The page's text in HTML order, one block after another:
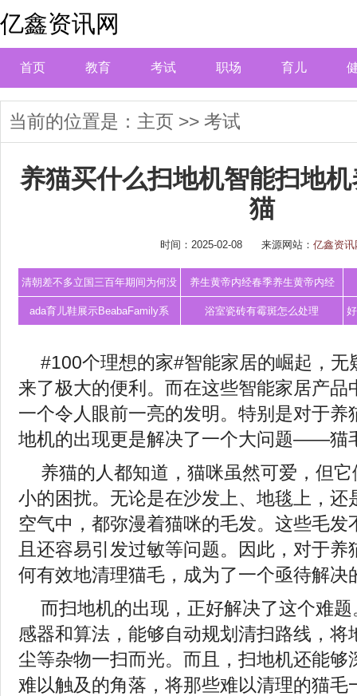
亿鑫资讯网
首页 教育 考试 职场 育儿
当前的位置是： 主页 >> 考试
养猫买什么扫地机智能扫地
猫
时间：2025-02-08 来源网站： 亿鑫资讯
清朝差不多立国三百年期间为何没
有出现一个
养生黄帝内经春季养生黄帝内经
ada育儿鞋展示BeabaFamily系 浴室瓷砖有霉斑怎么处理
#100个理想的家#智能家居的崛起，无
来了极大的便利。而在这些智能家居产品
一个令人眼前一亮的发明。特别是对于养
地机的出现更是解决了一个大问题——猫
养猫的人都知道，猫咪虽然可爱，但
小的困扰。无论是在沙发上、地毯上，还
空气中，都弥漫着猫咪的毛发。这些毛发
且还容易引发过敏等问题。因此，对于养
何有效地清理猫毛，成为了一个亟待解决
而扫地机的出现，正好解决了这个难
感器和算法，能够自动规划清扫路线，将
尘等杂物一扫而光。而且，扫地机还能够
难以触及的角落，将那些难以清理的猫毛